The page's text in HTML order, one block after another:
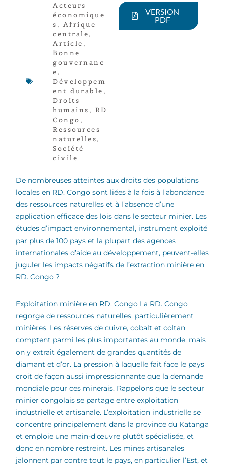
Acteurs
économique
s , Afrique
centrale,
Article ,
Bonne
gouvernanc
e ,
Développem
ent durable ,
Droits
humains , RD
Congo ,
Ressources
naturelles,
Société
civile
VERSION
PDF
De nombreuses atteintes aux droits des populations
locales en RD. Congo sont liées à la fois à l’abondance
des ressources naturelles et à l’absence d’une
application efficace des lois dans le secteur minier. Les
études d’impact environnemental, instrument exploité
par plus de 100 pays et la plupart des agences
internationales d’aide au développement, peuvent-elles
juguler les impacts négatifs de l’extraction minière en
RD. Congo ?
Exploitation minière en RD. Congo La RD. Congo
regorge de ressources naturelles, particulièrement
minières. Les réserves de cuivre, cobalt et coltan
comptent parmi les plus importantes au monde, mais
on y extrait également de grandes quantités de
diamant et d’or. La pression à laquelle fait face le pays
croit de façon aussi impressionnante que la demande
mondiale pour ces minerais. Rappelons que le secteur
minier congolais se partage entre exploitation
industrielle et artisanale. L’exploitation industrielle se
concentre principalement dans la province du Katanga
et emploie une main-d’œuvre plutôt spécialisée, et
donc en nombre restreint. Les mines artisanales
jalonnent par contre tout le pays, en particulier l’Est, et